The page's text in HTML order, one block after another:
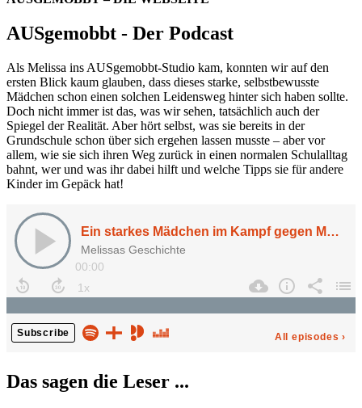
AUSgemobbt - Der Podcast
Als Melissa ins AUSgemobbt-Studio kam, konnten wir auf den
ersten Blick kaum glauben, dass dieses starke, selbstbewusste
Mädchen schon einen solchen Leidensweg hinter sich haben sollte.
Doch nicht immer ist das, was wir sehen, tatsächlich auch der
Spiegel der Realität. Aber hört selbst, was sie bereits in der
Grundschule schon über sich ergehen lassen musste – aber vor
allem, wie sie sich ihren Weg zurück in einen normalen Schulalltag
bahnt, wer und was ihr dabei hilft und welche Tipps sie für andere
Kinder im Gepäck hat!
Das sagen die Leser ...